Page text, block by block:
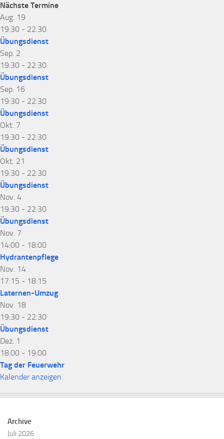
Nächste Termine
Aug. 19
19:30 - 22:30
Übungsdienst
Sep. 2
19:30 - 22:30
Übungsdienst
Sep. 16
19:30 - 22:30
Übungsdienst
Okt. 7
19:30 - 22:30
Übungsdienst
Okt. 21
19:30 - 22:30
Übungsdienst
Nov. 4
19:30 - 22:30
Übungsdienst
Nov. 7
14:00 - 18:00
Hydrantenpflege
Nov. 14
17:15 - 18:15
Laternen-Umzug
Nov. 18
19:30 - 22:30
Übungsdienst
Dez. 1
18:00 - 19:00
Tag der Feuerwehr
Kalender anzeigen
Archive
Juli 2026